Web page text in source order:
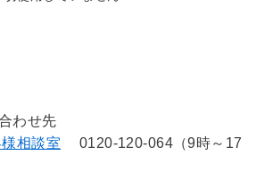
わせ先
相談室 0120-120-064（9時～17